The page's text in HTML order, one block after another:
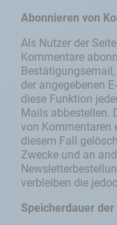
Abonnieren von
Als Nutzer der
Kommentare
der angegebenen
diese Funktion
Mails abbestellen.
von Kommentaren
diesem Fall
Zwecke und an
verbleiben die
Speicherdauer